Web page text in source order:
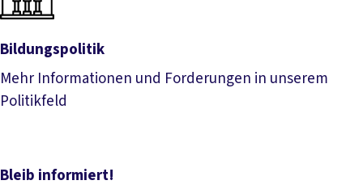
Bildungspolitik
Mehr Informationen und Forderungen in unserem
Politikfeld
Bleib informiert!